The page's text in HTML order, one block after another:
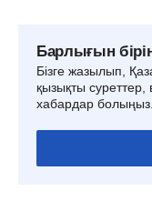
Барлығын
Бізге жазылып,
қызықты
хабардар болыңыз.